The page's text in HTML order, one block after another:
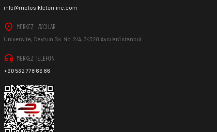
info@motosikletonline.com
MERKEZ - AVCILAR
Üniversite, Ceyhun Sk. No:2/A, 34320 Avcılar/İstanbul
MERKEZ TELEFON
+90 532 778 66 86